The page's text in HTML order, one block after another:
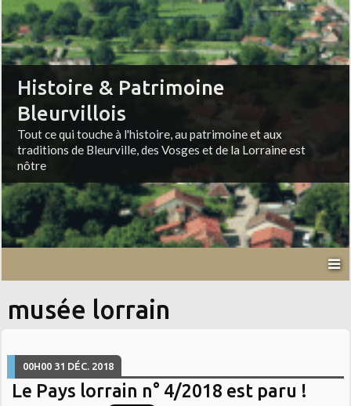
Histoire & Patrimoine
Bleurvillois
Tout ce qui touche à l'histoire, au patrimoine et aux
traditions de Bleurville, des Vosges et de la Lorraine est
nôtre
musée lorrain
00H00 31 DÉC. 2018
Le Pays lorrain n° 4/2018 est paru !